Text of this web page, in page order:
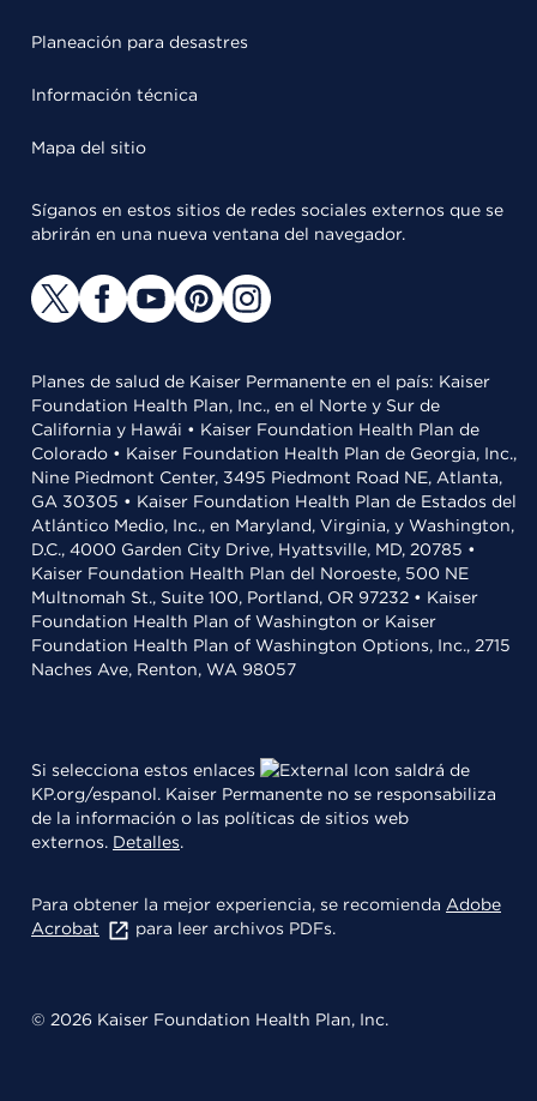
Planeación para desastres
Información técnica
Mapa del sitio
Síganos en estos sitios de redes sociales externos que se
abrirán en una nueva ventana del navegador.
Planes de salud de Kaiser Permanente en el país: Kaiser
Foundation Health Plan, Inc., en el Norte y Sur de
California y Hawái • Kaiser Foundation Health Plan de
Colorado • Kaiser Foundation Health Plan de Georgia, Inc.,
Nine Piedmont Center, 3495 Piedmont Road NE, Atlanta,
GA 30305 • Kaiser Foundation Health Plan de Estados del
Atlántico Medio, Inc., en Maryland, Virginia, y Washington,
D.C., 4000 Garden City Drive, Hyattsville, MD, 20785 •
Kaiser Foundation Health Plan del Noroeste, 500 NE
Multnomah St., Suite 100, Portland, OR 97232 • Kaiser
Foundation Health Plan of Washington or Kaiser
Foundation Health Plan of Washington Options, Inc., 2715
Naches Ave, Renton, WA 98057
Si selecciona estos enlaces
saldrá de
KP.org/espanol. Kaiser Permanente no se responsabiliza
de la información o las políticas de sitios web
externos. Detalles.
Para obtener la mejor experiencia, se recomienda Adobe
Acrobat
para leer archivos PDFs.
© 2026 Kaiser Foundation Health Plan, Inc.